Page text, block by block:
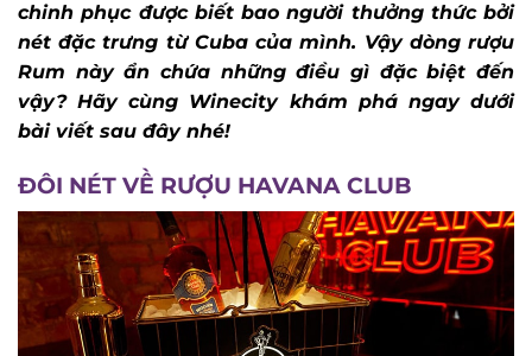
chinh phục được biết bao người thưởng thức bởi
nét đặc trưng từ Cuba của mình. Vậy dòng rượu
Rum này ẩn chứa những điều gì đặc biệt đến
vậy? Hãy cùng Winecity khám phá ngay dưới
bài viết sau đây nhé!
ĐÔI NÉT VỀ RƯỢU HAVANA CLUB